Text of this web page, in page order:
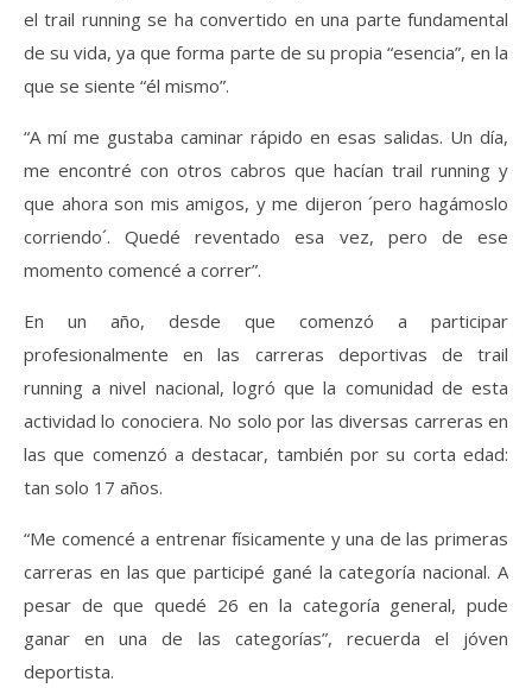
el trail running se ha convertido en una parte fundamental
de su vida, ya que forma parte de su propia “esencia”, en la
que se siente “él mismo”.
“A mí me gustaba caminar rápido en esas salidas. Un día,
me encontré con otros cabros que hacían trail running y
que ahora son mis amigos, y me dijeron ´pero hagámoslo
corriendo´. Quedé reventado esa vez, pero de ese
momento comencé a correr”.
En un año, desde que comenzó a participar
profesionalmente en las carreras deportivas de trail
running a nivel nacional, logró que la comunidad de esta
actividad lo conociera. No solo por las diversas carreras en
las que comenzó a destacar, también por su corta edad:
tan solo 17 años.
“Me comencé a entrenar físicamente y una de las primeras
carreras en las que participé gané la categoría nacional. A
pesar de que quedé 26 en la categoría general, pude
ganar en una de las categorías”, recuerda el jóven
deportista.